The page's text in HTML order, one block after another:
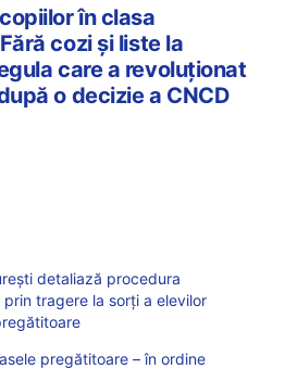
în clasa
cozi și liste la
care a revoluționat
o decizie a CNCD
detaliază procedura
tragere la sorți a elevilor
pregătitoare – în ordine